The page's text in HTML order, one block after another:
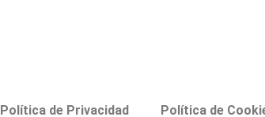
Política de Privacidad Política de